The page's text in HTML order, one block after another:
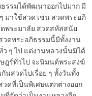
รรมได้พัฒนาออกไปมาก มี
มาใช้สวด เช่น สวดพระอภิ
พระมาลัย สวดสหัสสนัย
วดพระอภิธรรมนี้มีทั้งงาน
ๆ ไป แต่งานหลวงนั้นมิได้
ฎร์ทั่วไป จะนิมนต์พระสงฆ์
นสวดไปเรื่อย ๆ ทั้งวันทั้ง
ดที่เป็นพิเศษแตกต่างออก